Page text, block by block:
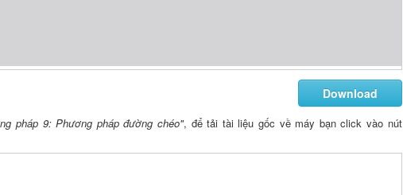
Download
pháp 9: Phương pháp đường chéo", để tải tài liệu gốc về máy bạn click vào nút